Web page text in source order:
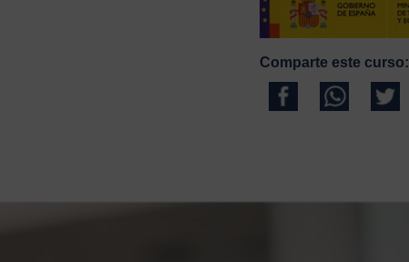
Comparte este curso: